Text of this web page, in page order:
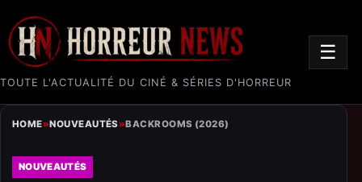
TOUTE L'ACTUALITÉ DU CINÉ & SÉRIES D'HORREUR
☰
HOME»NOUVEAUTÉS»BACKROOMS (2026)
NOUVEAUTÉS